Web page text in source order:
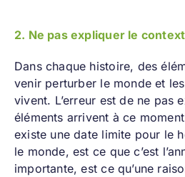
2. Ne pas expliquer le
Dans chaque histoire, des
venir perturber le monde et
vivent. L’erreur est de ne pas
éléments arrivent à ce
existe une date limite pour le
le monde, est ce que c’est
importante, est ce qu’une